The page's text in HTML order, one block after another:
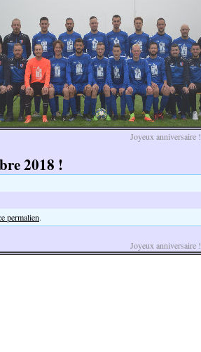
Joyeux anniversaire !
2018 !
permalien.
Joyeux anniversaire !